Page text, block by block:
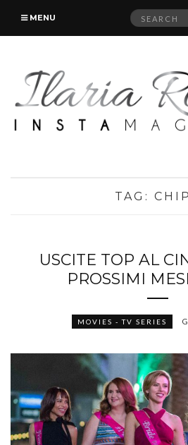
MENU
Search
TAG:
USCITE TOP AL
PROSSIMI
MOVIES - TV SERIES